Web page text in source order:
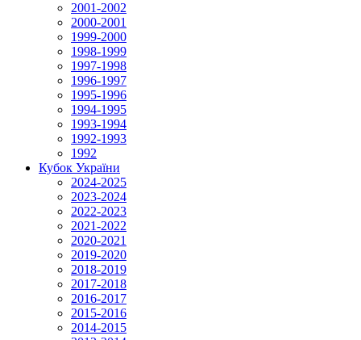
2001-2002
2000-2001
1999-2000
1998-1999
1997-1998
1996-1997
1995-1996
1994-1995
1993-1994
1992-1993
1992
Кубок України
2024-2025
2023-2024
2022-2023
2021-2022
2020-2021
2019-2020
2018-2019
2017-2018
2016-2017
2015-2016
2014-2015